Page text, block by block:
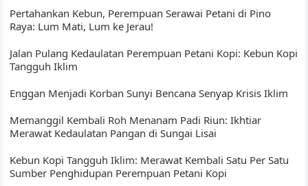
Pertahankan Kebun, Perempuan Serawai Petani di Pino
Raya: Lum Mati, Lum ke Jerau!
Jalan Pulang Kedaulatan Perempuan Petani Kopi: Kebun Kopi
Tangguh Iklim
Enggan Menjadi Korban Sunyi Bencana Senyap Krisis Iklim
Memanggil Kembali Roh Menanam Padi Riun: Ikhtiar
Merawat Kedaulatan Pangan di Sungai Lisai
Kebun Kopi Tangguh Iklim: Merawat Kembali Satu Per Satu
Sumber Penghidupan Perempuan Petani Kopi